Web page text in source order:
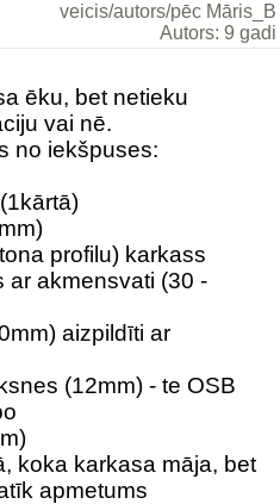
veicis/autors/pēc Māris_B
Autors: 9 gadi
ēku, bet netieku
vai nē.
no iekšpuses:
profilu) karkass
ar akmensvati (30 -
aizpildīti ar
(12mm) - te OSB
koka karkasa māja, bet
apmetums